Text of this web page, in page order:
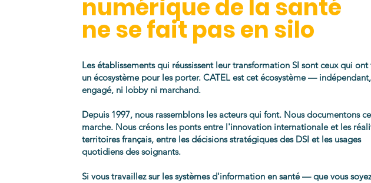
numérique de la santé
ne se fait pas en silo
Les établissements qui réussissent leur transformation SI sont ceux qui ont
un écosystème pour les porter. CATEL est cet écosystème — indépendant,
engagé, ni lobby ni marchand.
Depuis 1997, nous rassemblons les acteurs qui font. Nous documentons
marche. Nous créons les ponts entre l'innovation internationale et les
territoires français, entre les décisions stratégiques des DSI et les usages
quotidiens des soignants.
Si vous travaillez sur les systèmes d'information en santé — que vous